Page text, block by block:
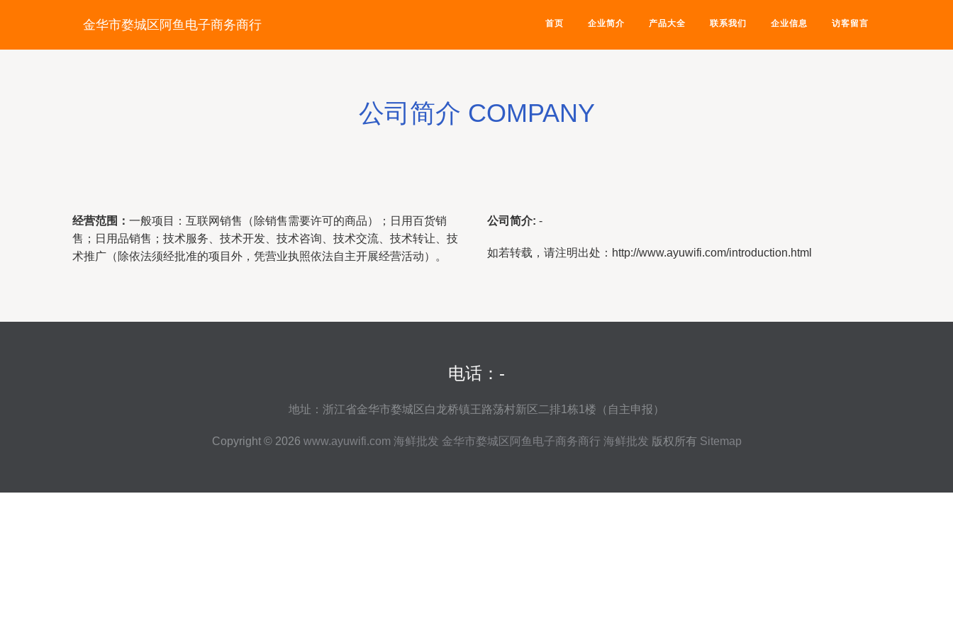
金华市婺城区阿鱼电子商务商行 首页 企业简介 产品大全 联系我们 企业信息 访客留言
公司简介 COMPANY
经营范围： 一般项目：互联网销售（除销售需要许可的商品）；日用百货销
售；日用品销售；技术服务、技术开发、技术咨询、技术交流、技术转让、技
术推广（除依法须经批准的项目外，凭营业执照依法自主开展经营活动）。
公司简介: -
如若转载，请注明出处：http://www.ayuwifi.com/introduction.html
电话：-
地址：浙江省金华市婺城区白龙桥镇王路荡村新区二排1栋1楼（自主申报）
Copyright © 2026 www.ayuwifi.com 海鲜批发 金华市婺城区阿鱼电子商务商行 海鲜批发 版权所有 Sitemap